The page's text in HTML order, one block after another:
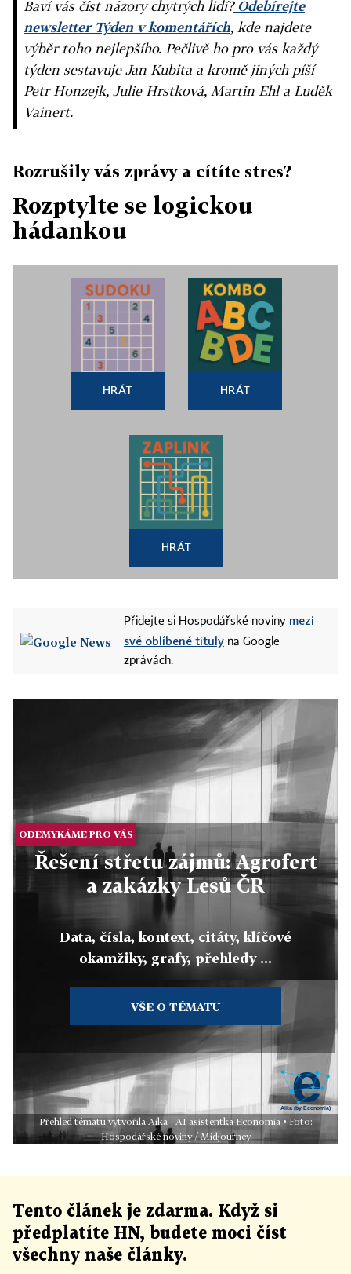
Baví vás číst názory chytrých lidí?Odebírejte
newsletter Týden v komentářích, kde najdete
výběr toho nejlepšího. Pečlivě ho pro vás každý
týden sestavuje Jan Kubita a kromě jiných píší
Petr Honzejk, Julie Hrstková, Martin Ehl a Luděk
Vainert.
Rozrušily vás zprávy a cítíte stres?
Rozptylte se logickou
hádankou
HRÁT HRÁT
HRÁT
Přidejte si Hospodářské noviny mezi
své oblíbené tituly na Google
zprávách.
ODEMYKÁME PRO VÁS
Řešení střetu zájmů: Agrofert
a zakázky Lesů ČR
Data, čísla, kontext, citáty, klíčové
okamžiky, grafy, přehledy ...
VŠE O TÉMATU
Přehled tématu vytvořila Aika - AI asistentka Economia • Foto:
Hospodářské noviny / Midjourney
Tento článek je zdarma. Když si
předplatíte HN, budete moci číst
všechny naše články.